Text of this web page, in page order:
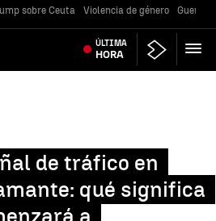
sobre Ceuta Violencia de género Guerra
ÚLTIMA
HORA
de tráfico en
qué significa